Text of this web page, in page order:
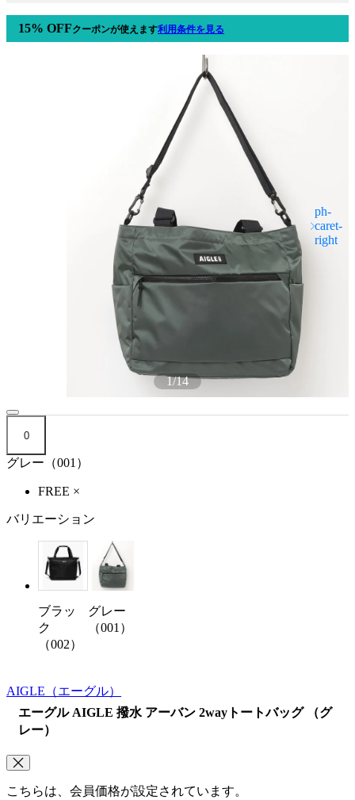
15% OFFクーポンが使えます利用条件を見る
1/14
0
グレー（001）
FREE ×
バリエーション
ブラッ
ク
（002）
グレー
（001）
AIGLE （エーグル）
エーグル AIGLE 撥水 アーバン 2wayトートバッグ （グ
レー）
こちらは、会員価格が設定されています。